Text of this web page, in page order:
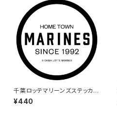
千葉ロッテマリーンズステッカー
4
¥440